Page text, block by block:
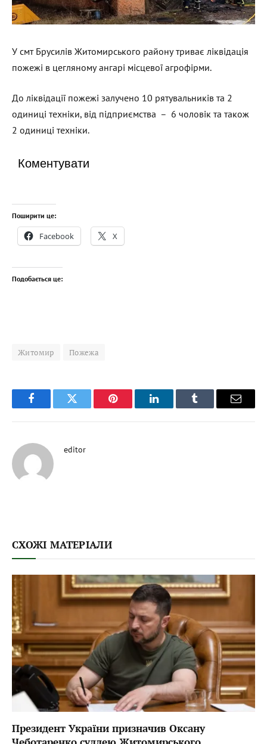
У смт Брусилів Житомирського району триває ліквідація
пожежі в цегляному ангарі місцевої агрофірми.
До ліквідації пожежі залучено 10 рятувальників та 2
одиниці техніки, від підприємства – 6 чоловік та також
2 одиниці техніки.
Коментувати
Поширити це:
Facebook X
Подобається це:
Житомир Пожежа
FacebookTwitter Pinterest LinkedInTumblr Email
editor
СХОЖІ МАТЕРІАЛИ
Президент України призначив Оксану